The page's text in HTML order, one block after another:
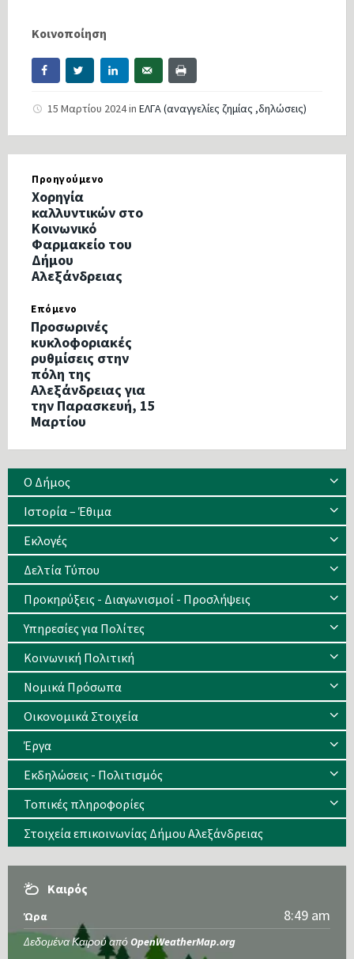
Κοινοποίηση
15 Μαρτίου 2024in ΕΛΓΑ (αναγγελίες ζημίας ,δηλώσεις)
Προηγούμενο
Χορηγία
καλλυντικών στο
Κοινωνικό
Φαρμακείο του
Δήμου
Αλεξάνδρειας
Επόμενο
Προσωρινές
κυκλοφοριακές
ρυθμίσεις στην
πόλη της
Αλεξάνδρειας για
την Παρασκευή, 15
Μαρτίου
Ο Δήμος
Ιστορία – Έθιμα
Eκλογές
Δελτία Τύπου
Προκηρύξεις - Διαγωνισμοί - Προσλήψεις
Υπηρεσίες για Πολίτες
Κοινωνική Πολιτική
Νομικά Πρόσωπα
Οικονομικά Στοιχεία
Έργα
Εκδηλώσεις - Πολιτισμός
Τοπικές πληροφορίες
Στοιχεία επικοινωνίας Δήμου Αλεξάνδρειας
Καιρός
Ώρα 8:49 am
Δεδομένα Καιρού από OpenWeatherMap.org